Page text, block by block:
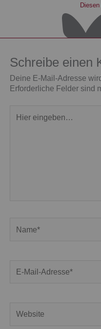
Schreibe einen
Deine E-Mail-Adresse
Erforderliche Felder sind
eingeben…
Mail-